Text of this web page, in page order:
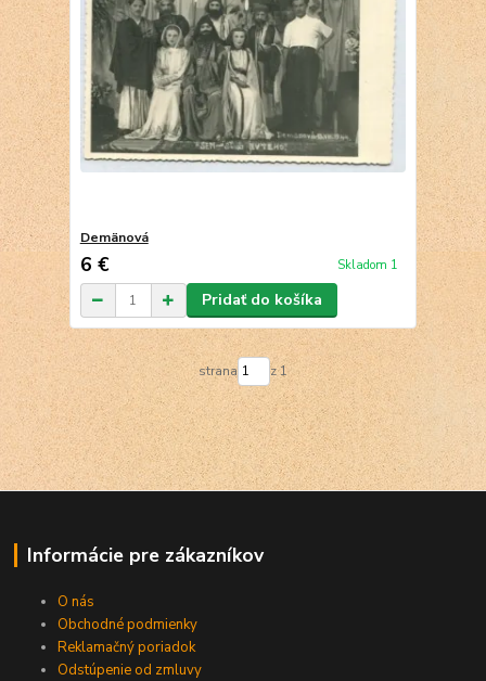
Demänová
6 € Skladom 1
Pridať do košíka
strana z 1
Informácie pre zákazníkov
O nás
Obchodné podmienky
Reklamačný poriadok
Odstúpenie od zmluvy